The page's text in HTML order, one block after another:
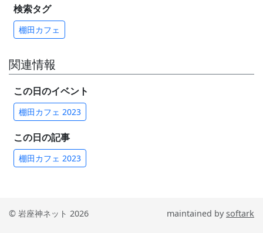
検索タグ
棚田カフェ
関連情報
この日のイベント
棚田カフェ 2023
この日の記事
棚田カフェ 2023
© 岩座神ネット 2026 maintained bysoftark